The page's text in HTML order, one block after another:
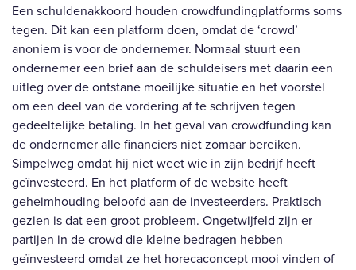
Een schuldenakkoord houden crowdfundingplatforms soms
tegen. Dit kan een platform doen, omdat de ‘crowd’
anoniem is voor de ondernemer. Normaal stuurt een
ondernemer een brief aan de schuldeisers met daarin een
uitleg over de ontstane moeilijke situatie en het voorstel
om een deel van de vordering af te schrijven tegen
gedeeltelijke betaling. In het geval van crowdfunding kan
de ondernemer alle financiers niet zomaar bereiken.
Simpelweg omdat hij niet weet wie in zijn bedrijf heeft
geïnvesteerd. En het platform of de website heeft
geheimhouding beloofd aan de investeerders. Praktisch
gezien is dat een groot probleem. Ongetwijfeld zijn er
partijen in de crowd die kleine bedragen hebben
geïnvesteerd omdat ze het horecaconcept mooi vinden of